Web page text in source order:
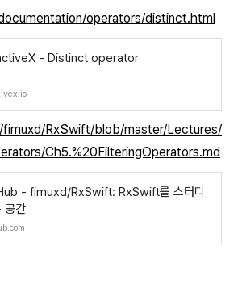
operators/distinct.html
- Distinct operator
RxSwift/blob/master/Lectures/
Ch5.%20FilteringOperators.md
- fimuxd/RxSwift: RxSwift를 스터디
공간